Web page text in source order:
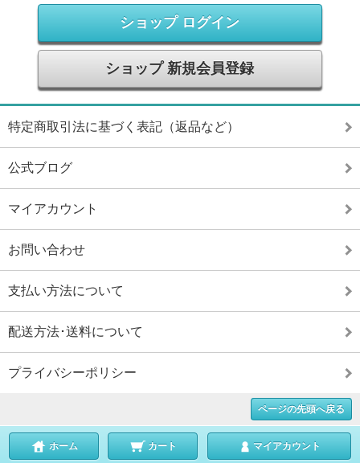
ショップ ログイン
ショップ 新規会員登録
特定商取引法に基づく表記（返品など）
公式ブログ
マイアカウント
お問い合わせ
支払い方法について
配送方法･送料について
プライバシーポリシー
ページの先頭へ戻る
ホーム カート マイアカウント